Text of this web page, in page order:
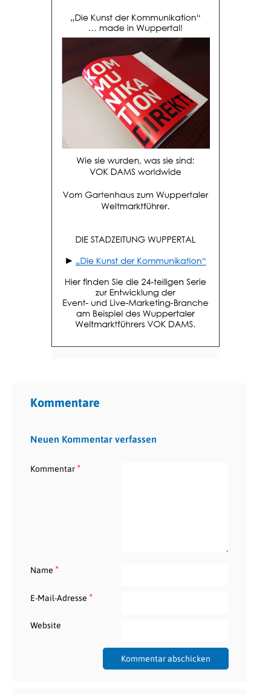
Kommentare
Neuen Kommentar verfassen
Kommentar*
Name *
E-Mail-Adresse *
Website